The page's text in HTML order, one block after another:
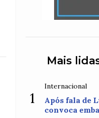
Mais
1
Internacional
Após fala de
convoca